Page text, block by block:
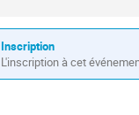
Inscription
L'inscription à cet